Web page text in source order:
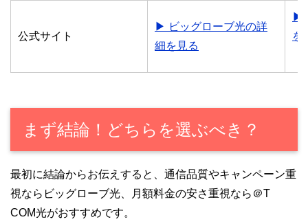
公式サイト
▶ ビッグローブ光の詳
細を見る
▶
を
まず結論！どちらを選ぶべき？
最初に結論からお伝えすると、通信品質やキャンペーン重
視ならビッグローブ光、月額料金の安さ重視なら＠T
COM光がおすすめです。